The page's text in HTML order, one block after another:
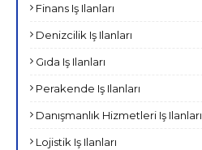
Finans Iş Ilanları
Denizcilik Iş Ilanları
Gıda Iş Ilanları
Perakende Iş Ilanları
Danışmanlık Hizmetleri Iş Ilanları
Lojistik Iş Ilanları